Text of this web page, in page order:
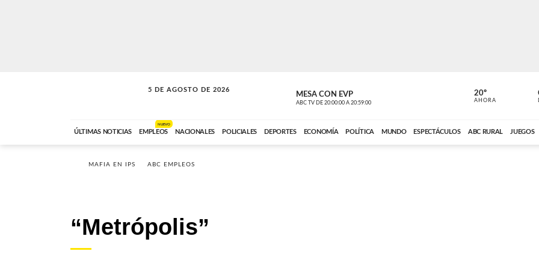
5 DE AGOSTO DE 2026
SOLO MÚSICA MESA CON EVP
ABC TV DE 20:00:00 A 20:59:00
EL
ABC CARDINAL
20º
AHORA
ÚLTIMAS NOTICIAS EMPLEOS
NUEVO
NACIONALES POLICIALES DEPORTES ECONOMÍA POLÍTICA MUNDO ESPECTÁCULOS ABC RURAL JUEGOS
MAFIA EN IPS ABC EMPLEOS
“Metrópolis”